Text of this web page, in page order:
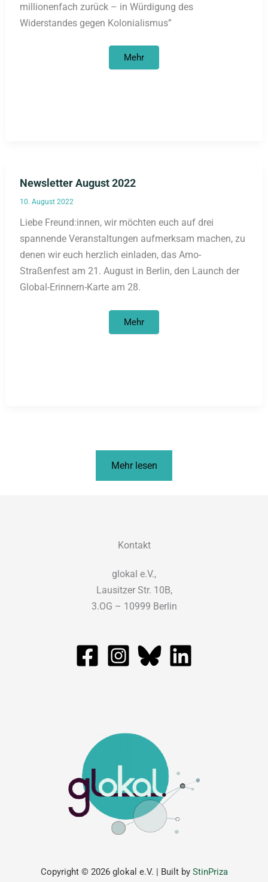
millionenfach zurück – in Würdigung des
Widerstandes gegen Kolonialismus”
Newsletter
Mehr
Newsletter August 2022
10. August 2022
Liebe Freund:innen, wir möchten euch auf drei
spannende Veranstaltungen aufmerksam machen, zu
denen wir euch herzlich einladen, das Amo-
Straßenfest am 21. August in Berlin, den Launch der
Global-Erinnern-Karte am 28.
Newsletter
Mehr
Mehr lesen
Copyright © 2026 glokal e.V. | Built by StinPriza
Kontakt
glokal e.V.,
Lausitzer Str. 10B,
3.OG – 10999 Berlin